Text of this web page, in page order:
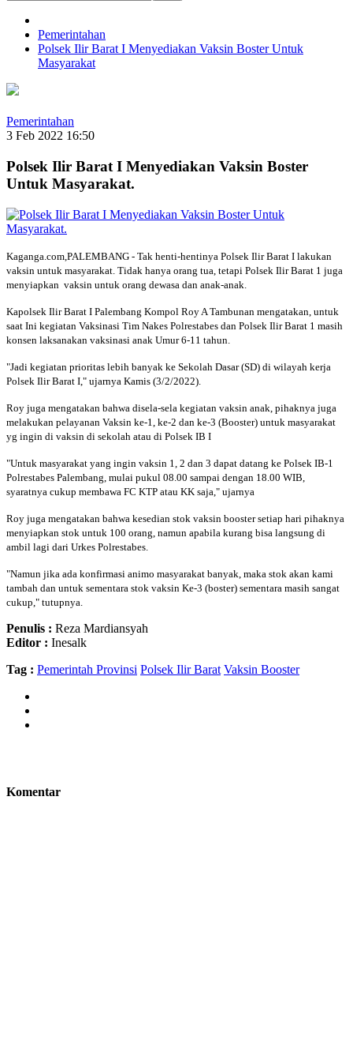
Pemerintahan
Polsek Ilir Barat I Menyediakan Vaksin Boster Untuk
Masyarakat
Pemerintahan
3 Feb 2022 16:50
Polsek Ilir Barat I Menyediakan Vaksin Boster
Untuk Masyarakat.
Kaganga.com,PALEMBANG - Tak henti-hentinya Polsek Ilir Barat I lakukan
vaksin untuk masyarakat. Tidak hanya orang tua, tetapi Polsek Ilir Barat 1 juga
menyiapkan vaksin untuk orang dewasa dan anak-anak.
Kapolsek Ilir Barat I Palembang Kompol Roy A Tambunan mengatakan, untuk
saat Ini kegiatan Vaksinasi Tim Nakes Polrestabes dan Polsek Ilir Barat 1 masih
konsen laksanakan vaksinasi anak Umur 6-11 tahun.
"Jadi kegiatan prioritas lebih banyak ke Sekolah Dasar (SD) di wilayah kerja
Polsek Ilir Barat I," ujarnya Kamis (3/2/2022).
Roy juga mengatakan bahwa disela-sela kegiatan vaksin anak, pihaknya juga
melakukan pelayanan Vaksin ke-1, ke-2 dan ke-3 (Booster) untuk masyarakat
yg ingin di vaksin di sekolah atau di Polsek IB I
"Untuk masyarakat yang ingin vaksin 1, 2 dan 3 dapat datang ke Polsek IB-1
Polrestabes Palembang, mulai pukul 08.00 sampai dengan 18.00 WIB,
syaratnya cukup membawa FC KTP atau KK saja," ujarnya
Roy juga mengatakan bahwa kesedian stok vaksin booster setiap hari pihaknya
menyiapkan stok untuk 100 orang, namun apabila kurang bisa langsung di
ambil lagi dari Urkes Polrestabes.
"Namun jika ada konfirmasi animo masyarakat banyak, maka stok akan kami
tambah dan untuk sementara stok vaksin Ke-3 (boster) sementara masih sangat
cukup," tutupnya.
Penulis : Reza Mardiansyah
Editor : Inesalk
Tag : Pemerintah Provinsi Polsek Ilir Barat Vaksin Booster
Komentar